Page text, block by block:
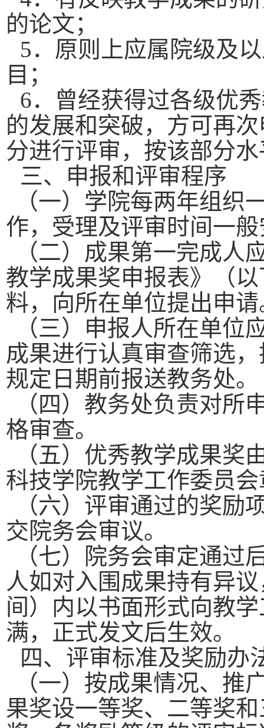
的论文；
5．原则上应属院级及
目；
6．曾经获得过各级优
的发展和突破，方可再
分进行评审，按该部分
三、申报和评审程序
（一）学院每两年组织
作，受理及评审时间一
（二）成果第一完成人
教学成果奖申报表》（
料，向所在单位提出申请
（三）申报人所在单位
成果进行认真审查筛选
规定日期前报送教务处。
（四）教务处负责对所
格审查。
（五）优秀教学成果奖
科技学院教学工作委员
（六）评审通过的奖励
交院务会审议。
（七）院务会审定通过
人如对入围成果持有异
间）内以书面形式向教
满，正式发文后生效。
四、评审标准及奖励办
（一）按成果情况、推
果奖设一等奖、二等奖